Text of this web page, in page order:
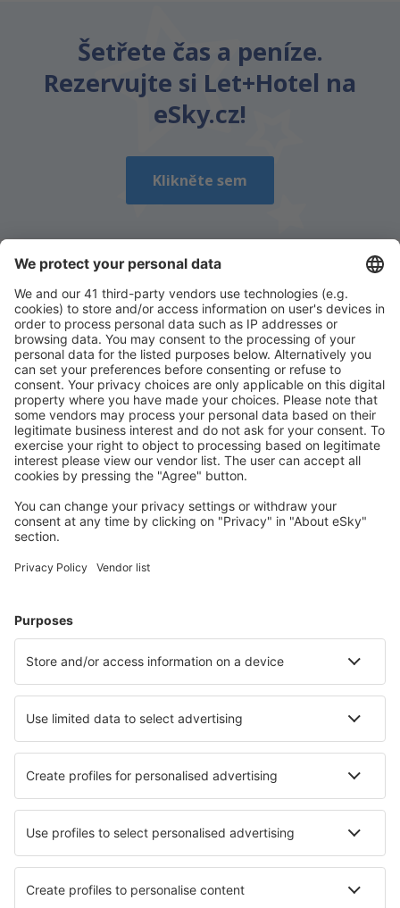
Obsahuje nepřesné informace
Nevyčerpává téma
Šetřete čas a peníze.
Rezervujte si Let+Hotel na
eSky.cz!
Klikněte sem
Stáhněte si naši aplikacia plánujte své cesty
pohodlně
Naplánujte si cestu
Letenky
Ubytování
Let+Hotel
Transfery
Sportovní události
Přečtěte si více
Garance nejnižší ceny
Mobilní aplikace
Letecké společnosti
Ryanair